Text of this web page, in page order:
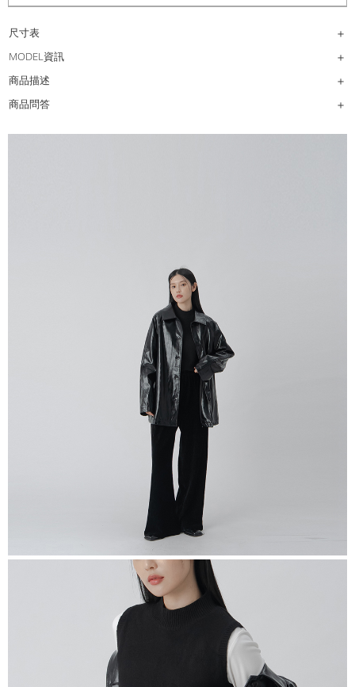
尺寸表
MODEL資訊
商品描述
商品問答